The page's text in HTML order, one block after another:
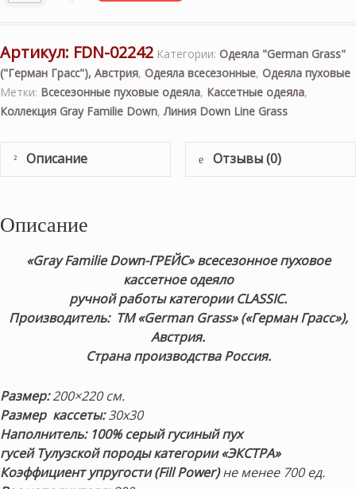
Артикул: FDN-02242 Категории: Одеяла "German Grass"
("Герман Грасс"), Австрия, Одеяла всесезонные, Одеяла пуховые
Метки: Всесезонные пуховые одеяла, Кассетные одеяла,
Коллекция Gray Familie Down,Линия Down Line Grass
Описание Отзывы (0)
Описание
«Gray Familie Down-ГРЕЙС» всесезонное пуховое
кассетное одеяло
ручной работы категории CLASSIC.
Производитель: ТМ «German Grass» («Герман Грасс»),
Австрия.
Страна производства Россия.
Размер:200×220 см.
Размер кассеты:30х30
Наполнитель: 100% серый гусиный пух
гусей Тулузской породы категории «ЭКСТРА»
Коэффициент упругости (Fill Power)не менее 700 ед.